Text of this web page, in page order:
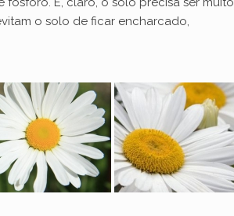
o solo de ficar encharcado,